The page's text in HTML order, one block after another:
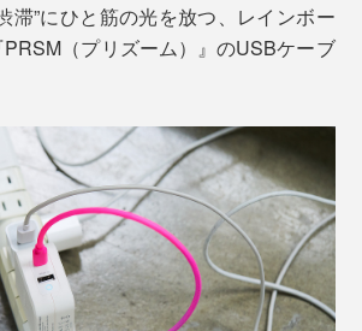
滞”にひと筋の光を放つ、レインボー
（プリズーム）』のUSBケーブ